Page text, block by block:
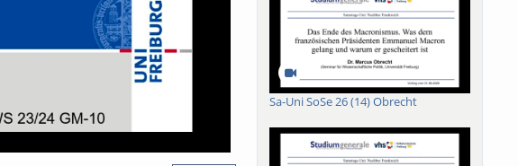
Sa-Uni SoSe 26 (14) Obrecht